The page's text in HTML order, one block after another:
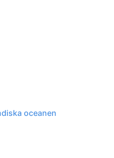
oceanen